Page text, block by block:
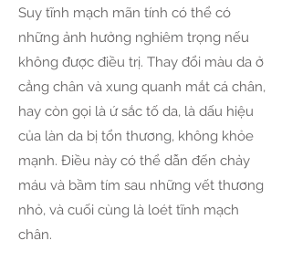
Suy tĩnh mạch mãn tính có thể có
những ảnh hưởng nghiêm trọng nếu
không được điều trị. Thay đổi màu da ở
cẳng chân và xung quanh mắt cá chân,
hay còn gọi là ứ sắc tố da, là dấu hiệu
của làn da bị tổn thương, không khỏe
mạnh. Điều này có thể dẫn đến chảy
máu và bầm tím sau những vết thương
nhỏ, và cuối cùng là loét tĩnh mạch
chân.